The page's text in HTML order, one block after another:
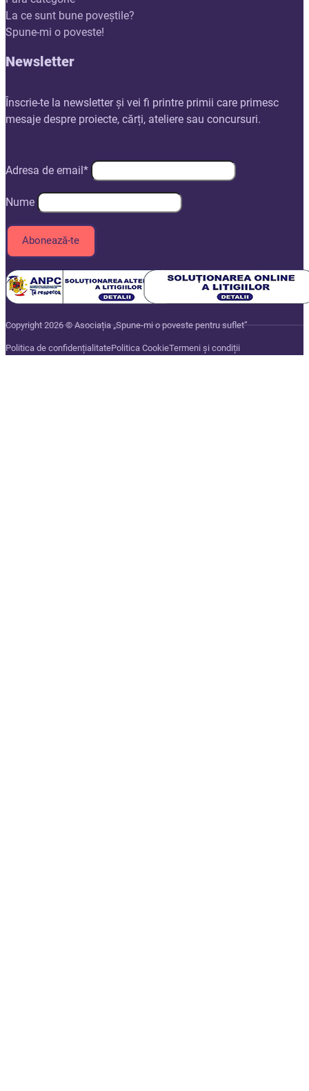
La ce sunt bune poveștile?
Spune-mi o poveste!
Newsletter
Înscrie-te la newsletter și vei fi printre primii care primesc
mesaje despre proiecte, cărți, ateliere sau concursuri.
Adresa de email*
Nume
Copyright 2026 © Asociația „Spune-mi o poveste pentru suflet”
Politica de confidențialitatePolitica CookieTermeni și condiții